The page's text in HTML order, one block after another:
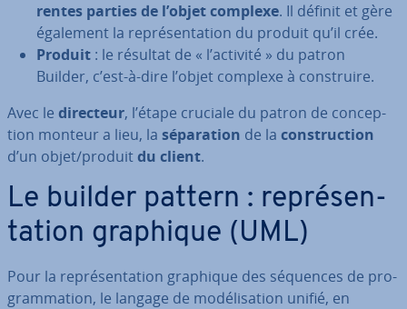
rentes parties de l’objet complexe. Il définit et gère
également la re­pré­sen­ta­tion du produit qu’il crée.
Produit : le résultat de « l’activité » du patron
Builder, c’est-à-dire l’objet complexe à cons­truire.
Avec le directeur, l’étape cruciale du patron de con­cep­
tion monteur a lieu, la sé­pa­ra­tion de la cons­truc­tion
d’un objet/produitdu client.
Le builder pattern : re­pré­sen­
ta­tion graphique (UML)
Pour la re­pré­sen­ta­tion graphique des séquences de pro­
gram­ma­tion, le langage de mo­dé­li­sa­tion unifié, en